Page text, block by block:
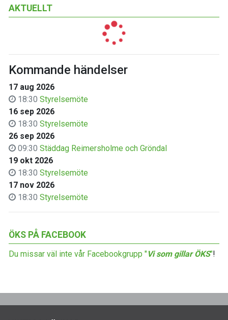
AKTUELLT
Kommande händelser
17 aug 2026
18:30 Styrelsemöte
16 sep 2026
18:30 Styrelsemöte
26 sep 2026
09:30 Städdag Reimersholme och Gröndal
19 okt 2026
18:30 Styrelsemöte
17 nov 2026
18:30 Styrelsemöte
ÖKS PÅ FACEBOOK
Du missar väl inte vår Facebookgrupp "Vi som gillar ÖKS"!